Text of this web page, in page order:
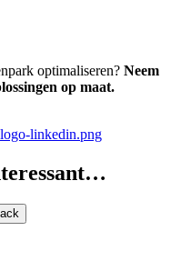
optimaliseren? Neem
op maat.